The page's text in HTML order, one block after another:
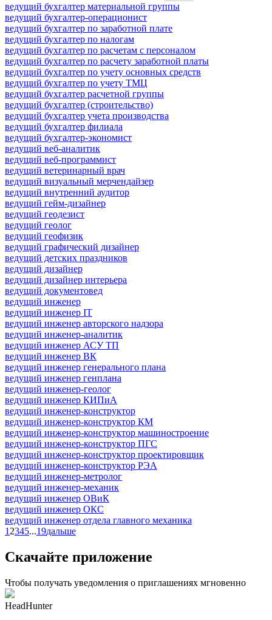
ведущий бухгалтер материальной группы
ведущий бухгалтер-операционист
ведущий бухгалтер по заработной плате
ведущий бухгалтер по налогам
ведущий бухгалтер по расчетам с персоналом
ведущий бухгалтер по расчету заработной платы
ведущий бухгалтер по учету основных средств
ведущий бухгалтер по учету ТМЦ
ведущий бухгалтер расчетной группы
ведущий бухгалтер (строительство)
ведущий бухгалтер учета производства
ведущий бухгалтер филиала
ведущий бухгалтер-экономист
ведущий веб-аналитик
ведущий веб-программист
ведущий ветеринарный врач
ведущий визуальный мерчендайзер
ведущий внутренний аудитор
ведущий гейм-дизайнер
ведущий геодезист
ведущий геолог
ведущий геофизик
ведущий графический дизайнер
ведущий детских праздников
ведущий дизайнер
ведущий дизайнер интерьера
ведущий документовед
ведущий инженер
ведущий инженер IT
ведущий инженер авторского надзора
ведущий инженер-аналитик
ведущий инженер АСУ ТП
ведущий инженер ВК
ведущий инженер генерального плана
ведущий инженер генплана
ведущий инженер-геолог
ведущий инженер КИПиА
ведущий инженер-конструктор
ведущий инженер-конструктор КМ
ведущий инженер-конструктор машиностроение
ведущий инженер-конструктор ПГС
ведущий инженер-конструктор проектировщик
ведущий инженер-конструктор РЭА
ведущий инженер-метролог
ведущий инженер-механик
ведущий инженер ОВиК
ведущий инженер ОКС
ведущий инженер отдела главного механика
1 2345...19дальше
Скачайте приложение
Чтобы получать уведомления о приглашениях мгновенно
HeadHunter